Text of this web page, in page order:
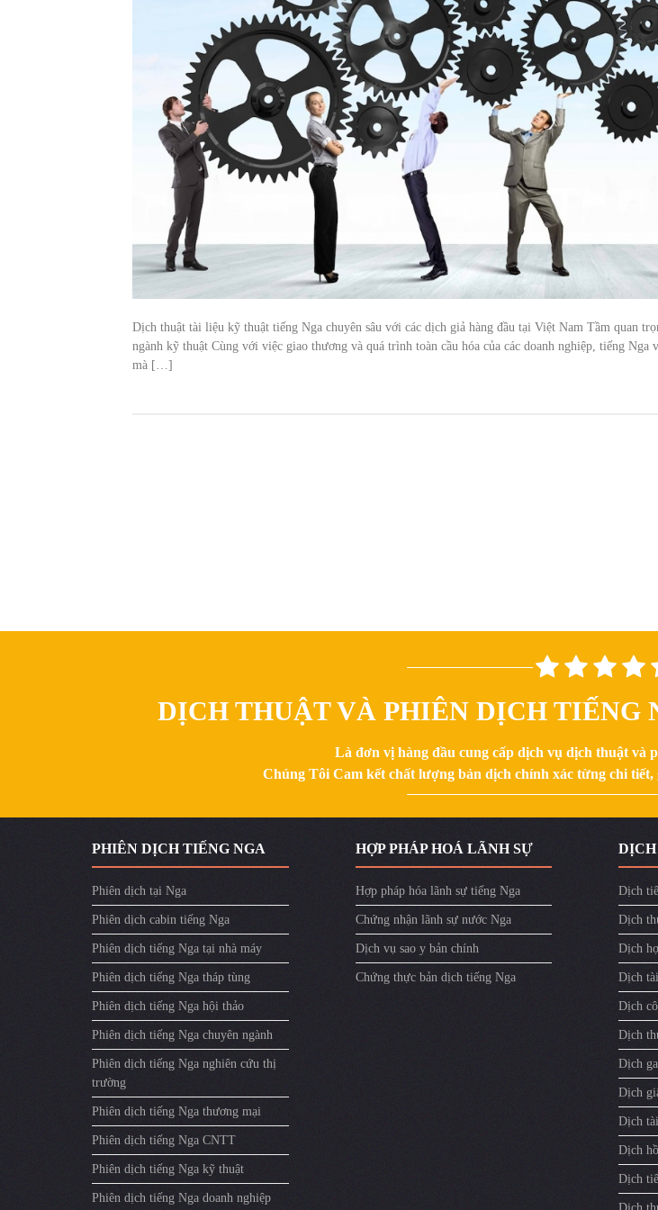
Dịch thuật tài liệu kỹ thuật tiếng Nga chuyên sâu với các dịch giả hàng đầu tại Việt Nam Tầm quan
ngành kỹ thuật Cùng với việc giao thương và quá trình toàn cầu hóa của các doanh nghiệp, tiếng Nga
mà […]
DỊCH THUẬT VÀ PHIÊN DỊCH TIẾNG
Là đơn vị hàng đầu cung cấp dịch vụ dịch thuật và
Chúng Tôi Cam kết chất lượng bản dịch chính xác từng chi
PHIÊN DỊCH TIẾNG NGA
Phiên dịch tại Nga
Phiên dịch cabin tiếng Nga
Phiên dịch tiếng Nga tại nhà máy
Phiên dịch tiếng Nga tháp tùng
Phiên dịch tiếng Nga hội thảo
Phiên dịch tiếng Nga chuyên ngành
Phiên dịch tiếng Nga nghiên cứu thị
trường
Phiên dịch tiếng Nga thương mại
Phiên dịch tiếng Nga CNTT
Phiên dịch tiếng Nga kỹ thuật
Phiên dịch tiếng Nga doanh nghiệp
HỢP PHÁP HOÁ LÃNH SỰ
Hợp pháp hóa lãnh sự tiếng Nga
Chứng nhận lãnh sự nước Nga
Dịch vụ sao y bản chính
Chứng thực bản dịch tiếng Nga
Dịch
Dịch
Dịch
Dịch
Dịch
Dịch
Dịch
Dịch
Dịch
Dịch
Dịch